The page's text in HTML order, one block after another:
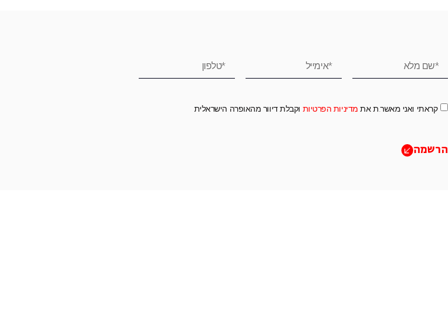
קראתי ואני מאשר.ת את מדיניות הפרטיות וקבלת דיוור מהאופרה הישראלית
הרשמה